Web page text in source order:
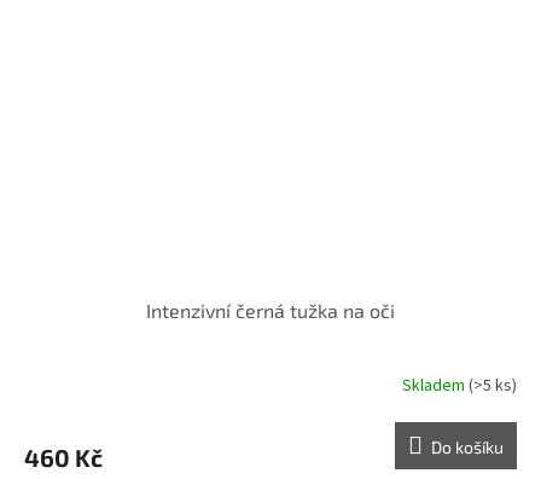
Intenzivní černá tužka na oči
Skladem (>5 ks)
460 Kč Do košíku